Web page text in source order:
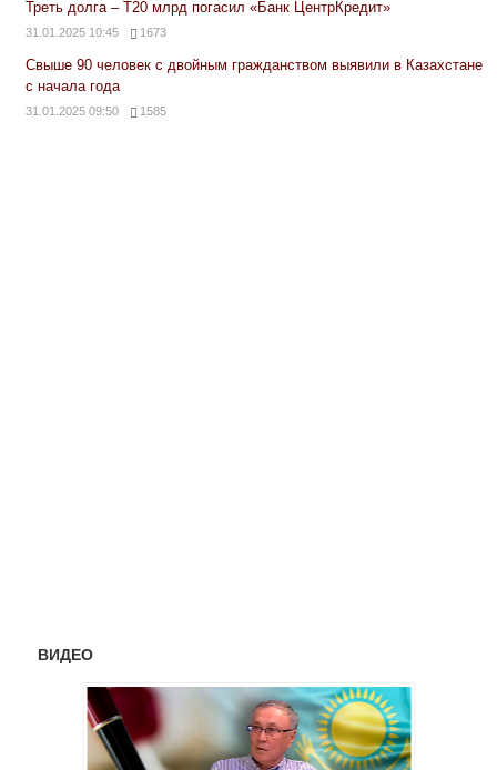
Треть долга – Т20 млрд погасил «Банк ЦентрКредит»
31.01.2025 10:45 1673
Свыше 90 человек с двойным гражданством выявили в Казахстане
с начала года
31.01.2025 09:50 1585
ВИДЕО